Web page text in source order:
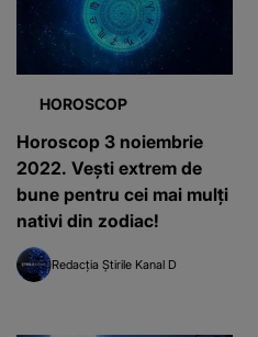
HOROSCOP
Horoscop 3 noiembrie
2022. Vești extrem de
bune pentru cei mai mulți
nativi din zodiac!
Redacția Știrile Kanal D